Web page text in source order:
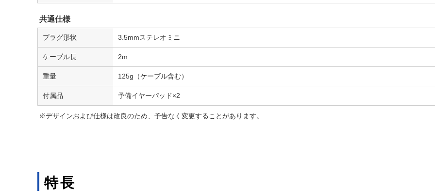
共通仕様
プラグ形状 3.5mmステレオミニ
ケーブル長 2m
重量 125g（ケーブル含む）
付属品 予備イヤーパッド×2
※デザインおよび仕様は改良のため、予告なく変更することがあります。
特長